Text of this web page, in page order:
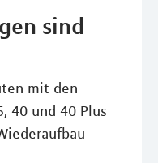
sind
mit den
40 und 40 Plus